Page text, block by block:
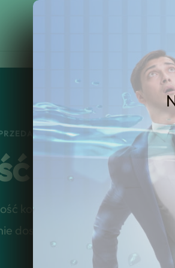
konsumencka co oznacza,
dostajesz jasny model